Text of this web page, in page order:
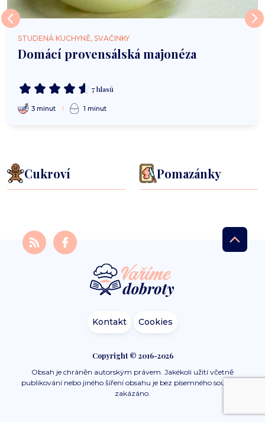
STUDENÁ KUCHYNĚ, SVAČINKY
Domácí provensálská majonéza
7 hlasů
3 minut 1 minut
Cukroví Pomazánky
Kontakt Cookies
Copyright © 2016-2026
Obsah je chráněn autorským právem. Jakékoli užití včetně
publikování nebo jiného šíření obsahu je bez písemného souhlasu
zakázáno.